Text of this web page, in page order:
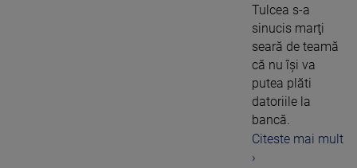
Tulcea s-a
sinucis marţi
seară de teamă
că nu îşi va
putea plăti
datoriile la
bancă.
Citeste mai mult
›